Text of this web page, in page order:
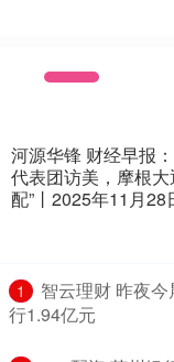
河源华锋 财经早报
代表团访美，摩根
配”丨2025年11月28
1
智云理财 昨夜
行1.94亿元